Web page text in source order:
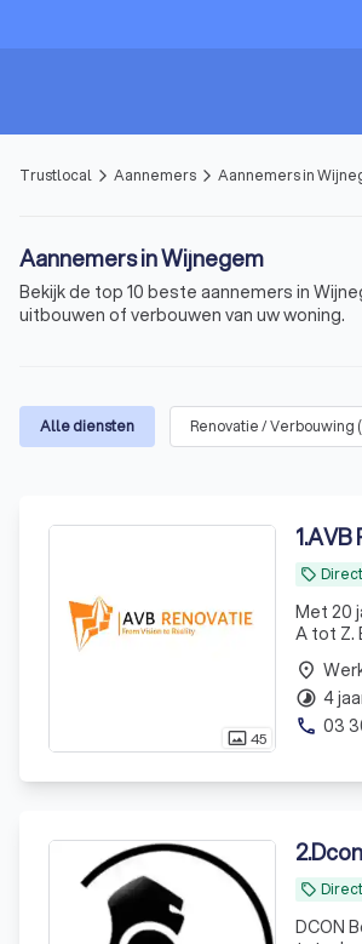
Trustlocal arrow_forward_ios Aannemers arrow_forward_ios Aannemers in
Aannemers in Wijnegem
Bekijk de top 10 beste aannemers in
uitbouwen of verbouwen van uw woning.
Alle diensten Renovatie / Verbouwing (
photo_size_select_actual45
1.AVB
local_offer
Met 20
A tot Z.
place
timelapse 4
phone 03
2.
local_offer
DCON